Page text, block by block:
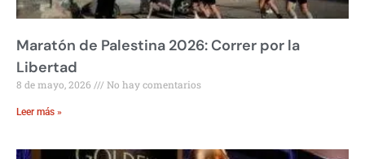
Maratón de Palestina 2026: Correr por la
Libertad
8 de mayo, 2026 No hay comentarios
Leer más »